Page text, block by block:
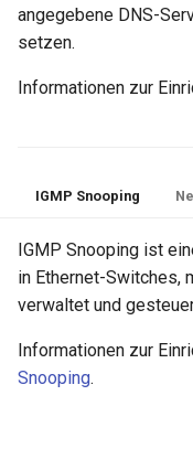
angegebene DNS-
setzen.
Informationen zur
IGMP Snooping
IGMP Snooping ist
in Ethernet-Switches,
verwaltet und
Informationen zur
Snooping.